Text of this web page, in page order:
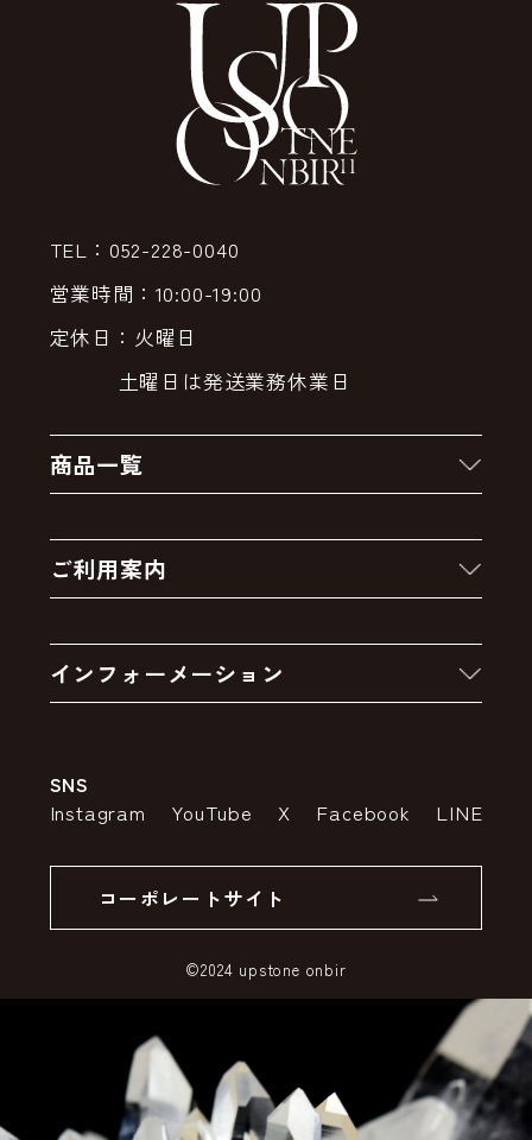
TEL：052-228-0040
営業時間：10:00-19:00
定休日：火曜日
土曜日は発送業務休業日
商品一覧
クーポン
卸販売・大量注文
アウトレットセール
ご利用案内
お支払いについて
インフォーメーション
特定商取引法の表示
SSLサーバー証明書とは
SNS
Instagram YouTube X Facebook LINE
コーポレートサイト
©2024 upstone onbir